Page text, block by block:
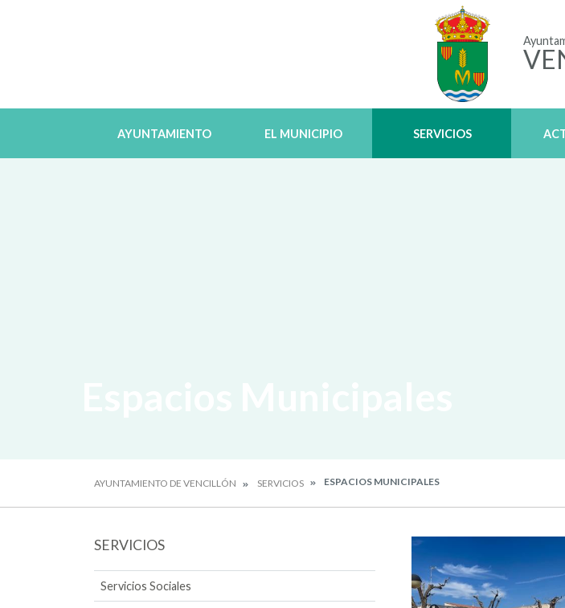
AYUNTAMIENTO EL MUNICIPIO SERVICIOS
AYUNTAMIENTO DE VENCILLÓN SERVICIOS ESPACIOS MUNICIPALES
SERVICIOS
Servicios Sociales